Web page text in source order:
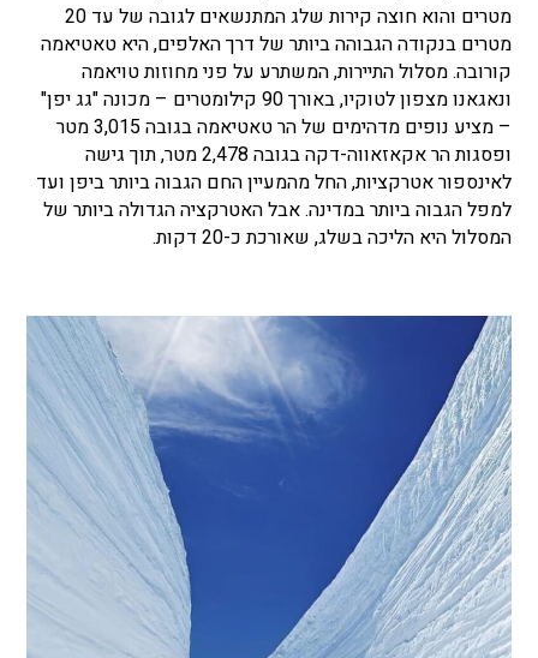
מטרים והוא חוצה קירות שלג המתנשאים לגובה של עד 20
מטרים בנקודה הגבוהה ביותר של דרך האלפים, היא טאטיאמה
קורובה.מסלול התיירות, המשתרע על פני מחוזות טויאמה
ונאגאנו מצפון לטוקיו, באורך 90 קילומטרים – מכונה "גג יפן"
– מציע נופים מדהימים של הר טאטיאמה בגובה 3,015 מטר
ופסגות הר אקאזאווה-דקה בגובה 2,478 מטר, תוך גישה
לאינספור אטרקציות, החל מהמעיין החם הגבוה ביותר ביפן ועד
למפל הגבוה ביותר במדינה.אבל האטרקציה הגדולה ביותר של
המסלול היא הליכה בשלג, שאורכת כ-20 דקות.